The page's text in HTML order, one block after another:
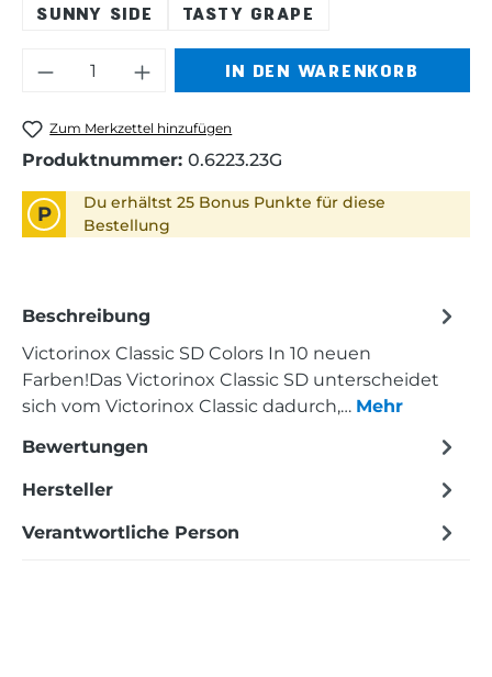
SUNNY SIDE
TASTY GRAPE
Produkt Anzahl: Gib den
IN DEN WARENKORB
Zum Merkzettel hinzufügen
Produktnummer: 0.6223.23G
P
Du erhältst 25 Bonus Punkte für diese
Bestellung
Beschreibung
Victorinox Classic SD Colors In 10 neuen
Farben!Das Victorinox Classic SD unterscheidet
sich vom Victorinox Classic dadurch,… Mehr
Bewertungen
Hersteller
Verantwortliche Person